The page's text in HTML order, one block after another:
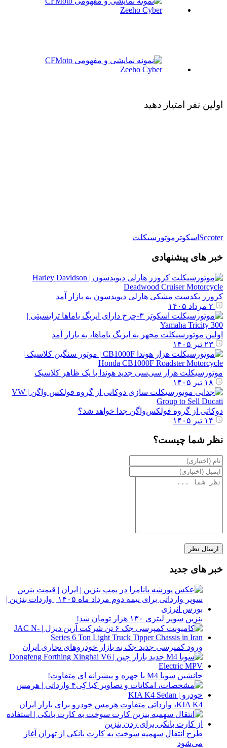
اولین نفر امتیاز دهید
Sccoter اسکوتر موتورسیکلت
خبر های پیشنهادی
کروزر یکدست مشکی هارلی دیویدسون به بازار آمد
اولین موتورسیکلت مجهز به ایربگ یاماها، به بازار آمد
موتورسیکلت هزار سی‌سی جدید هوندا با یک ظاهر کلاسیک
دوکاتی از گروه فولکس‌واگن جدا خواهد شد؟
نظر شما چیست؟
خبر های جدید
بنزین سوپر لیتری ۱۳۰ هزار تومان شد!
ورود کمپرسی جدید جک به بازار خودروهای تجاری ایران
جانشین سوبا M4 با چهره و پیشرانه ای متفاوت!
KIA K4، وارداتی متفاوت هرمس خودرو برای بازار ایران
طرح انتقال سهمیه سوخت به کارت بانکی از تهران آغاز
می‌شود